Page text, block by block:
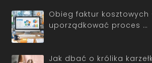
Obieg faktur kosztowych
uporządkować proces …
Jak dbać o królika